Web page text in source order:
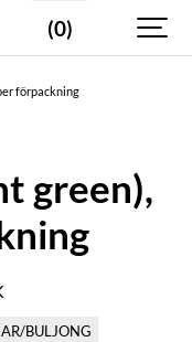
(0)
förpackning
green),
BULJONG